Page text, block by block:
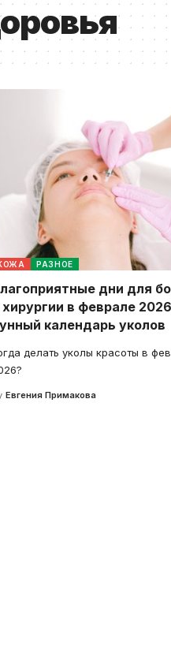
РАЗНОЕ
дни для
хирургии в феврале
календарь уколов
делать уколы красоты в
Евгения Примакова